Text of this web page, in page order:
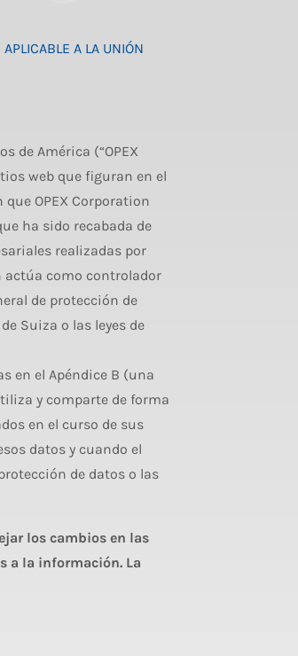
A LA UNIÓN
de América (“OPEX
web que figuran en el
OPEX Corporation
ha sido recabada de
realizadas por
actúa como controlador
de protección de
Suiza o las leyes de
en el Apéndice B (una
y comparte de forma
en el curso de sus
datos y cuando el
de datos o las
los cambios en las
a la información. La